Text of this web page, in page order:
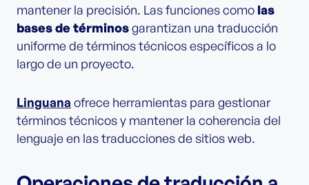
mantener la precisión. Las funciones como las
bases de términosgarantizan una traducción
uniforme de términos técnicos específicos a lo
largo de un proyecto.
Linguana ofrece herramientas para gestionar
términos técnicos y mantener la coherencia del
lenguaje en las traducciones de sitios web.